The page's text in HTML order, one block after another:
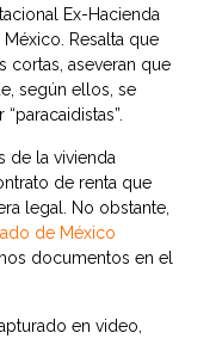
Ex-Hacienda
Resalta que
cortas, aseveran que
según ellos, se
de la vivienda
de renta que
legal. No obstante,
de México
documentos en el
en video,